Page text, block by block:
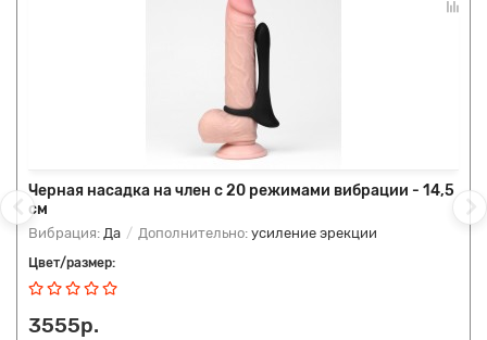
Черная насадка на член с 20 режимами вибрации - 14,5
см
Вибрация: Да Дополнительно: усиление эрекции
Цвет/размер:
3555р.